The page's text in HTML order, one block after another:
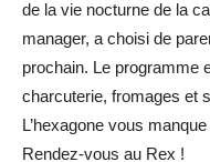
de la vie nocturne de la
manager, a choisi de
prochain. Le programme
charcuterie, fromages et
L’hexagone vous
Rendez-vous au Rex !